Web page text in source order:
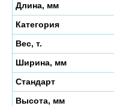
Длина, мм
Категория
Вес, т.
Ширина, мм
Стандарт
Высота, мм